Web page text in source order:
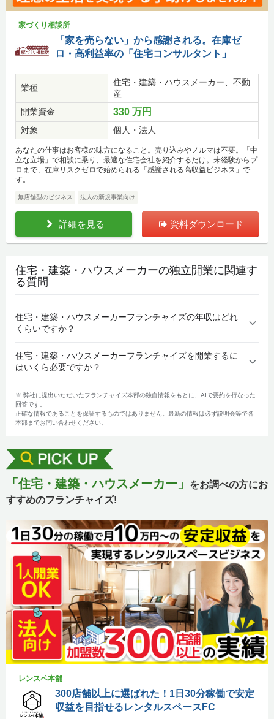
家づくり相談所
「家を売らない」から感謝される。在庫ゼ
ロ・高利益率の「住宅コンサルタント」
業種
住宅・建築・ハウスメーカー、不動
産
開業資金
330 万円
対象 個人・法人
あなたの仕事はお客様の味方になること。売り込みやノルマは不要。「中
立な立場」で相談に乗り、最適な住宅会社を紹介するだけ。未経験からプ
ロまで、在庫リスクゼロで始められる「感謝される高収益ビジネス」で
す。
無店舗型のビジネス 法人の新規事業向け
詳細を見る 資料ダウンロード
住宅・建築・ハウスメーカーの独立開業に関連す
る質問
住宅・建築・ハウスメーカーフランチャイズの年収はどれ
くらいですか？
住宅・建築・ハウスメーカーフランチャイズを開業するに
はいくら必要ですか？
※ 弊社に提出いただいたフランチャイズ本部の独自情報をもとに、AIで要約を行なった
回答です。
正確な情報であることを保証するものではありません。最新の情報は必ず説明会等で各
本部までお問い合わせください。
「住宅・建築・ハウスメーカー」
をお調べの方にお
すすめのフランチャイズ!
レンスペ本舗
300店舗以上に選ばれた！1日30分稼働で安定
収益を目指せるレンタルスペースFC